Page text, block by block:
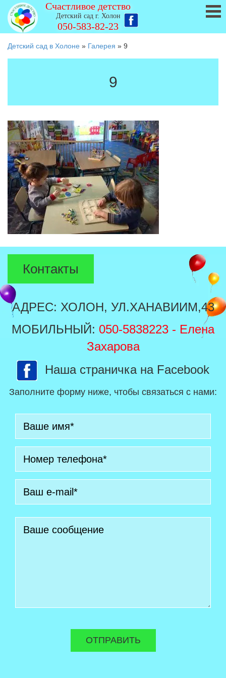
Счастливое детство
Детский сад г. Холон
050-583-82-23
Детский сад в Холоне » Галерея » 9
9
Контакты
АДРЕС: ХОЛОН, УЛ.ХАНАВИИМ,43
МОБИЛЬНЫЙ: 050-5838223 - Елена
Захарова
Наша страничка на Facebook
Заполните форму ниже, чтобы связаться с нами: